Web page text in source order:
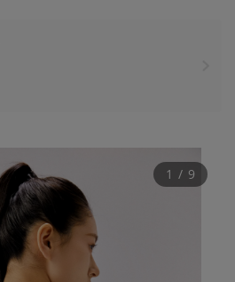
1 / 9